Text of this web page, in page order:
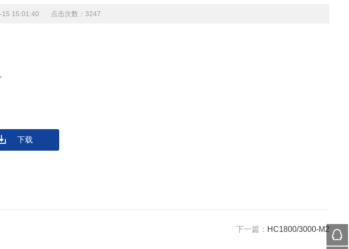
15 15:01:40 点击次数：3247
，
下载
下一篇： HC1800/3000-M2